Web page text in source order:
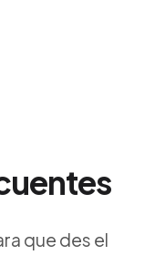
que des el